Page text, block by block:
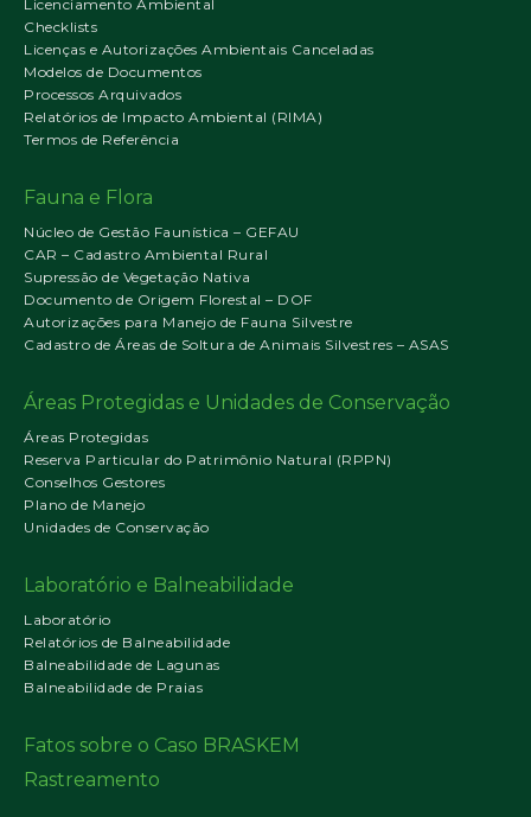
Licenciamento Ambiental
Checklists
Licenças e Autorizações Ambientais Canceladas
Modelos de Documentos
Processos Arquivados
Relatórios de Impacto Ambiental (RIMA)
Termos de Referência
Fauna e Flora
Núcleo de Gestão Faunística – GEFAU
CAR – Cadastro Ambiental Rural
Supressão de Vegetação Nativa
Documento de Origem Florestal – DOF
Autorizações para Manejo de Fauna Silvestre
Cadastro de Áreas de Soltura de Animais Silvestres – ASAS
Áreas Protegidas e Unidades de Conservação
Áreas Protegidas
Reserva Particular do Patrimônio Natural (RPPN)
Conselhos Gestores
Plano de Manejo
Unidades de Conservação
Laboratório e Balneabilidade
Laboratório
Relatórios de Balneabilidade
Balneabilidade de Lagunas
Balneabilidade de Praias
Fatos sobre o Caso BRASKEM
Rastreamento